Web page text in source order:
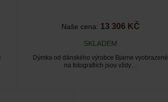
Naše cena: 13 306 KČ
SKLADEM
Dýmka od dánského výrobce Bjarne vyobrazené
na fotografiích jsou vždy…